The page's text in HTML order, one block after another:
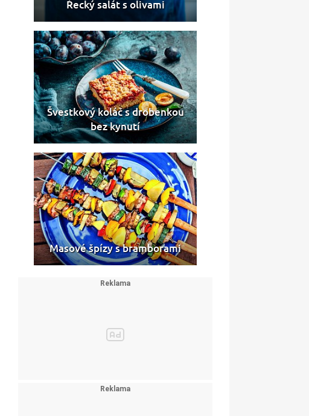
Řecký salát s olivami
Švestkový koláč s drobenkou
bez kynutí
Masové špízy s bramborami